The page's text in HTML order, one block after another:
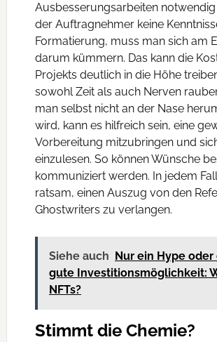
Ausbesserungsarbeiten notwendig
der Auftragnehmer keine
Formatierung, muss man sich am
darum kümmern. Das kann die
Projekts deutlich in die Höhe
sowohl Zeit als auch Nerven
man selbst nicht an der Nase
wird, kann es hilfreich sein, eine
Vorbereitung mitzubringen und
einzulesen. So können Wünsche
kommuniziert werden. In jedem
ratsam, einen Auszug von den
Ghostwriters zu verlangen.
Siehe auch Nur ein Hype oder
gute Investitionsmöglichkeit:
NFTs?
Stimmt die Chemie?